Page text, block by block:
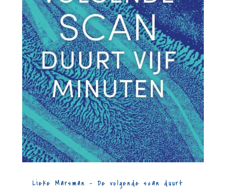
Lieke Marsman – De volgende scan duurt